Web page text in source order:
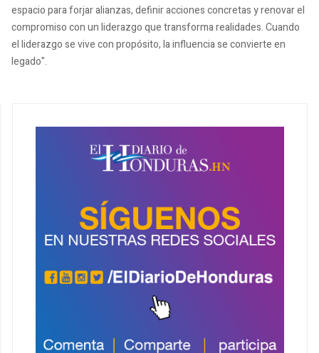
espacio para forjar alianzas, definir acciones concretas y renovar el
compromiso con un liderazgo que transforma realidades. Cuando
el liderazgo se vive con propósito, la influencia se convierte en
legado".